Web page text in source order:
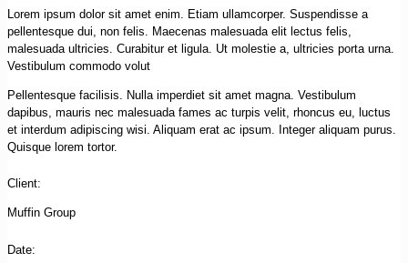
Lorem ipsum dolor sit amet enim. Etiam ullamcorper. Suspendisse a
pellentesque dui, non felis. Maecenas malesuada elit lectus felis,
malesuada ultricies. Curabitur et ligula. Ut molestie a, ultricies porta urna.
Vestibulum commodo volut
Pellentesque facilisis. Nulla imperdiet sit amet magna. Vestibulum
dapibus, mauris nec malesuada fames ac turpis velit, rhoncus eu, luctus
et interdum adipiscing wisi. Aliquam erat ac ipsum. Integer aliquam purus.
Quisque lorem tortor.
Client:
Muffin Group
Date: